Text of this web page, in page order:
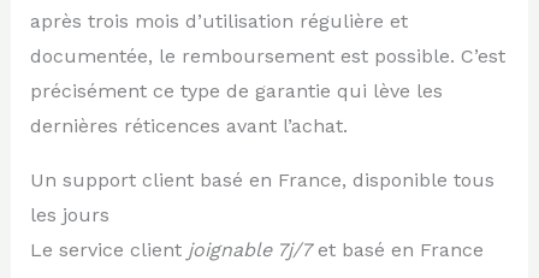
après trois mois d’utilisation régulière et
documentée, le remboursement est possible. C’est
précisément ce type de garantie qui lève les
dernières réticences avant l’achat.
Un support client basé en France, disponible tous
les jours
Le service client joignable 7j/7et basé en France